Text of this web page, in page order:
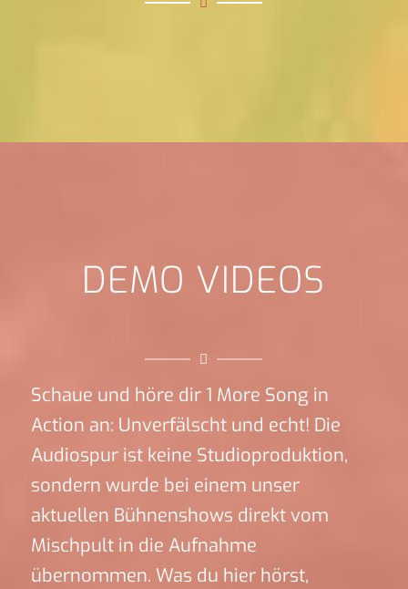
DEMO VIDEOS
Schaue und höre dir 1 More Song in
Action an: Unverfälscht und echt! Die
Audiospur ist keine Studioproduktion,
sondern wurde bei einem unser
aktuellen Bühnenshows direkt vom
Mischpult in die Aufnahme
übernommen. Was du hier hörst,